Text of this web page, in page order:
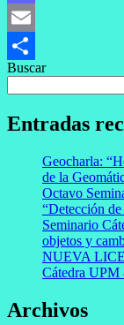
Mastodon
Email
Compartir
Buscar
Entradas
Geocharla:
de la
Octavo
“Detección
Seminario
objetos y
NUEVA
Cátedra
Archivos